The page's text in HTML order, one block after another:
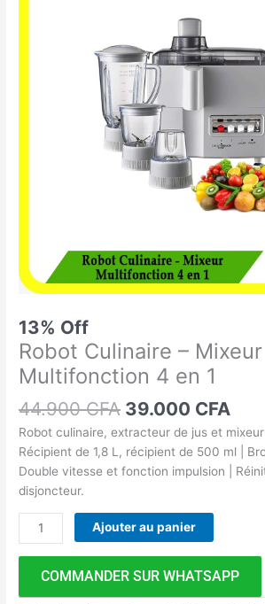
13% Off
Robot Culinaire – Mixeur
Multifonction 4 en 1
44.900CFA
44.900 CFA.
39.000 CFA
Robot culinaire, extracteur de jus et mixeur
Récipient de 1,8 L, récipient de 500 ml |
Double vitesse et fonction impulsion |
disjoncteur.
Ajouter au panier
COMMANDER SUR WHATSAPP